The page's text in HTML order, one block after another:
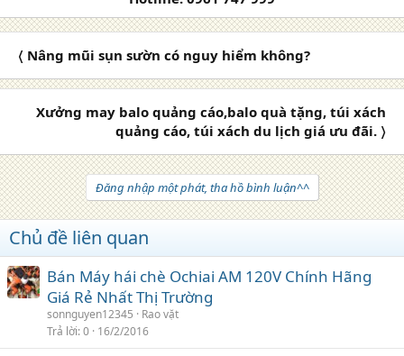
〈 Nâng mũi sụn sườn có nguy hiểm không?
Xưởng may balo quảng cáo,balo quà tặng, túi xách
quảng cáo, túi xách du lịch giá ưu đãi. 〉
Đăng nhập một phát, tha hồ bình luận^^
Chủ đề liên quan
Bán Máy hái chè Ochiai AM 120V Chính Hãng
Giá Rẻ Nhất Thị Trường
sonnguyen12345
Rao vặt
Trả lời 0 16/2/2016